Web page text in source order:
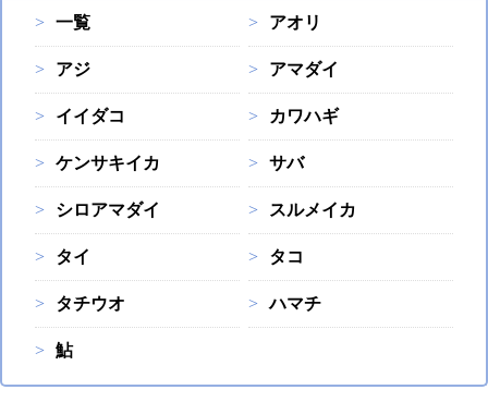
一覧 アオリ
アジ アマダイ
イイダコ カワハギ
ケンサキイカ サバ
シロアマダイ スルメイカ
タイ タコ
タチウオ ハマチ
鮎